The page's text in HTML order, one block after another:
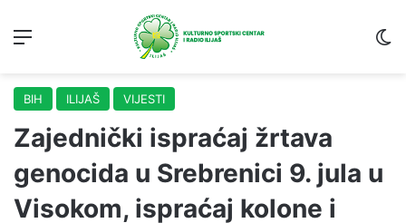
BIH ILIJAŠ VIJESTI
Zajednički ispraćaj žrtava
genocida u Srebrenici 9. jula u
Visokom, ispraćaj kolone i